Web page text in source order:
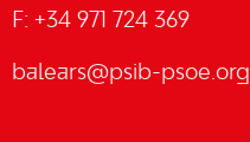
F: +34 971 724 369
balears@psib-psoe.org